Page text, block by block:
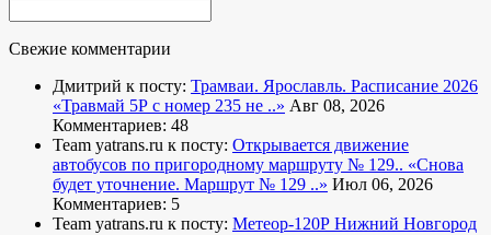
Свежие комментарии
Дмитрий к посту: Трамваи. Ярославль. Расписание 2026
«Травмай 5Р с номер 235 не ..» Авг 08, 2026
Комментариев: 48
Team yatrans.ru к посту: Открывается движение
автобусов по пригородному маршруту № 129.. «Снова
будет уточнение. Маршрут № 129 ..» Июл 06, 2026
Комментариев: 5
Team yatrans.ru к посту: Метеор-120Р Нижний Новгород